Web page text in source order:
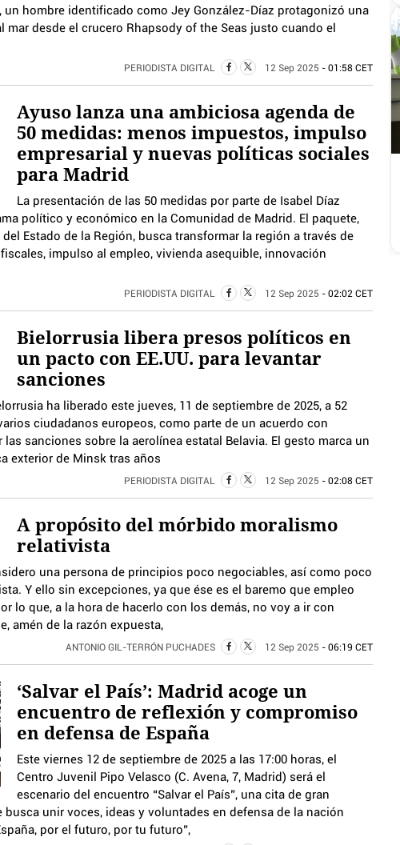
un hombre identificado como Jey González-Díaz protagonizó una
mar desde el crucero Rhapsody of the Seas justo cuando el
PERIODISTA DIGITAL 12 Sep 2025 - 01:58 CET
Ayuso lanza una ambiciosa agenda de
50 medidas: menos impuestos, impulso
empresarial y nuevas políticas sociales
para Madrid
La presentación de las 50 medidas por parte de Isabel Díaz
político y económico en la Comunidad de Madrid. El paquete,
Estado de la Región, busca transformar la región a través de
impulso al empleo, vivienda asequible, innovación
PERIODISTA DIGITAL 12 Sep 2025 - 02:02 CET
Bielorrusia libera presos políticos en
un pacto con EE.UU. para levantar
sanciones
ha liberado este jueves, 11 de septiembre de 2025, a 52
ciudadanos europeos, como parte de un acuerdo con
las sanciones sobre la aerolínea estatal Belavia. El gesto marca un
exterior de Minsk tras años
PERIODISTA DIGITAL 12 Sep 2025 - 02:08 CET
A propósito del mórbido moralismo
relativista
una persona de principios poco negociables, así como poco
Y ello sin excepciones, ya que ése es el baremo que empleo
lo que, a la hora de hacerlo con los demás, no voy a ir con
amén de la razón expuesta,
ANTONIO GIL-TERRÓN PUCHADES 12 Sep 2025 - 06:19 CET
‘Salvar el País’: Madrid acoge un
encuentro de reflexión y compromiso
en defensa de España
Este viernes 12 de septiembre de 2025 a las 17:00 horas, el
Centro Juvenil Pipo Velasco (C. Avena, 7, Madrid) será el
escenario del encuentro “Salvar el País”, una cita de gran
unir voces, ideas y voluntades en defensa de la nación
por el futuro, por tu futuro”,